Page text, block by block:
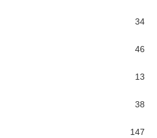
34
46
13
38
147